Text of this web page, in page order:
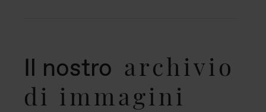
Il nostro archivio
di immagini